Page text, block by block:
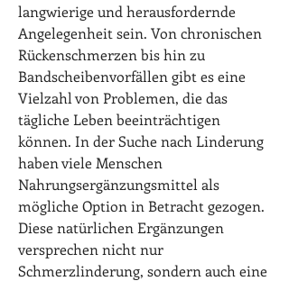
langwierige und herausfordernde
Angelegenheit sein. Von chronischen
Rückenschmerzen bis hin zu
Bandscheibenvorfällen gibt es eine
Vielzahl von Problemen, die das
tägliche Leben beeinträchtigen
können. In der Suche nach Linderung
haben viele Menschen
Nahrungsergänzungsmittel als
mögliche Option in Betracht gezogen.
Diese natürlichen Ergänzungen
versprechen nicht nur
Schmerzlinderung, sondern auch eine